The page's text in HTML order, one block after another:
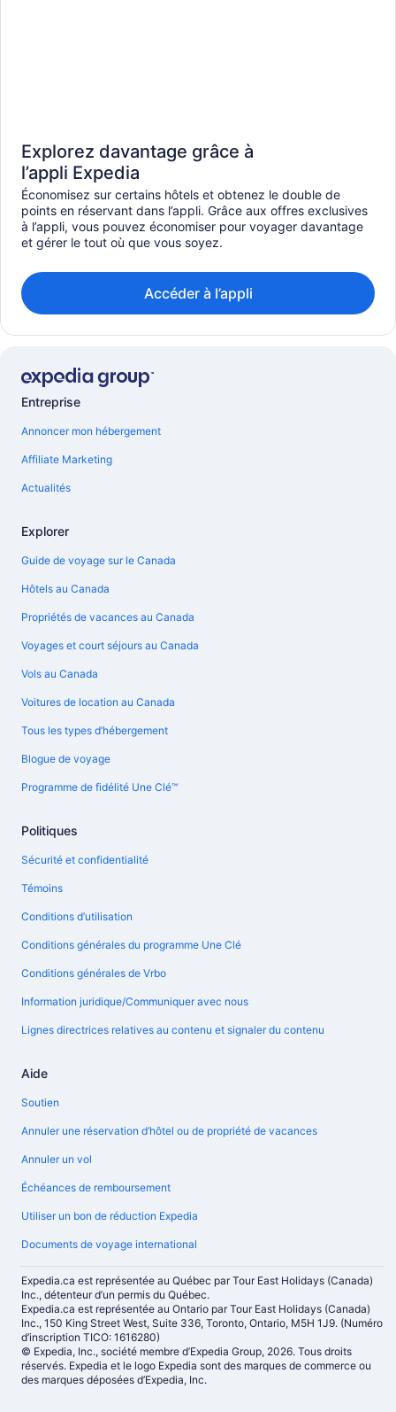
Explorez davantage grâce à
l’appli Expedia
Économisez sur certains hôtels et obtenez le double de
points en réservant dans l’appli. Grâce aux offres exclusives
à l’appli, vous pouvez économiser pour voyager davantage
et gérer le tout où que vous soyez.
Accéder à l’appli
Entreprise
Annoncer mon hébergement
Affiliate Marketing
Actualités
Explorer
Guide de voyage sur le Canada
Hôtels au Canada
Propriétés de vacances au Canada
Voyages et court séjours au Canada
Vols au Canada
Voitures de location au Canada
Tous les types d’hébergement
Blogue de voyage
Programme de fidélité Une Clé™
Politiques
Sécurité et confidentialité
Témoins
Conditions d’utilisation
Conditions générales du programme Une Clé
Conditions générales de Vrbo
Information juridique/Communiquer avec nous
Lignes directrices relatives au contenu et signaler du contenu
Aide
Soutien
Annuler une réservation d’hôtel ou de propriété de vacances
Annuler un vol
Échéances de remboursement
Utiliser un bon de réduction Expedia
Documents de voyage international
Expedia.ca est représentée au Québec par Tour East Holidays (Canada)
Inc., détenteur d’un permis du Québec.
Expedia.ca est représentée au Ontario par Tour East Holidays (Canada)
Inc., 150 King Street West, Suite 336, Toronto, Ontario, M5H 1J9. (Numéro
d’inscription TICO: 1616280)
© Expedia, Inc., société membre d’Expedia Group, 2026. Tous droits
réservés. Expedia et le logo Expedia sont des marques de commerce ou
des marques déposées d’Expedia, Inc.